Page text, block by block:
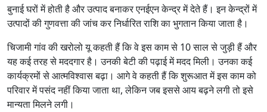
बुनाई घरों में होती है और उत्पाद बनाकर एनईएन केन्द्र में देते हैं। इन केन्द्रों में
उत्पादों की गुणवत्ता की जांच कर निर्धारित राशि का भुगतान किया जाता है।
चिजामी गांव की खरोलो यू कहती हैं कि वे इस काम से 10 साल से जुड़ी हैं और
यह कई तरह से मददगार है। उनकी बेटी की पढ़ाई में मदद मिली। उनका कई
कार्यक्रमों से आत्मविश्वास बढ़ा। आगे वे कहती हैं कि शुरूआत में इस काम को
परिवार में पसंद नहीं किया जाता था, लेकिन जब इससे आय बढ़ने लगी तो इसे
मान्यता मिलने लगी।